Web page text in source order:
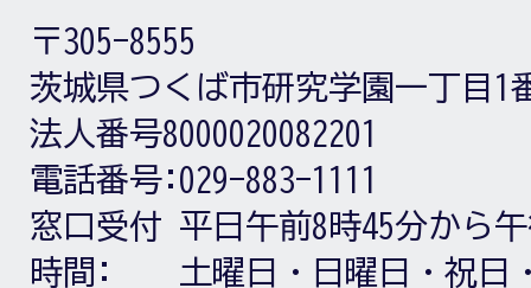
〒305-8555
茨城県つくば市研究学園一丁目1
法人番号8000020082201
電話番号: 029-883-1111
窓口受付
時間:
平日午前8時45分から
土曜日・日曜日・祝日